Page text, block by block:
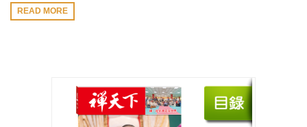
READ MORE